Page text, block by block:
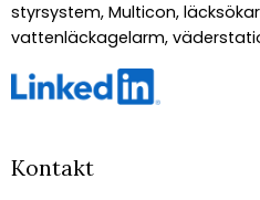
styrsystem, Multicon,
vattenläckagelarm,
Kontakt